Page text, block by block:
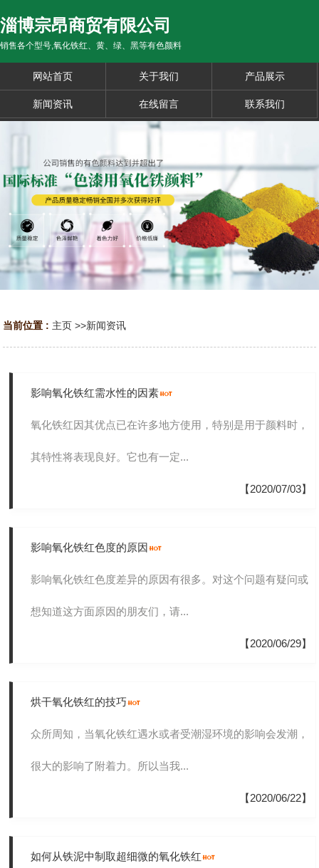
淄博宗昂商贸有限公司
销售各个型号,氧化铁红、黄、绿、黑等有色颜料
网站首页 关于我们 产品展示
新闻资讯 在线留言 联系我们
当前位置 : 主页 >>新闻资讯
影响氧化铁红需水性的因素
氧化铁红因其优点已在许多地方使用，特别是用于颜料时，
其特性将表现良好。它也有一定...
【2020/07/03】
影响氧化铁红色度的原因
影响氧化铁红色度差异的原因有很多。对这个问题有疑问或
想知道这方面原因的朋友们，请...
【2020/06/29】
烘干氧化铁红的技巧
众所周知，当氧化铁红遇水或者受潮湿环境的影响会发潮，
很大的影响了附着力。所以当我...
【2020/06/22】
如何从铁泥中制取超细微的氧化铁红